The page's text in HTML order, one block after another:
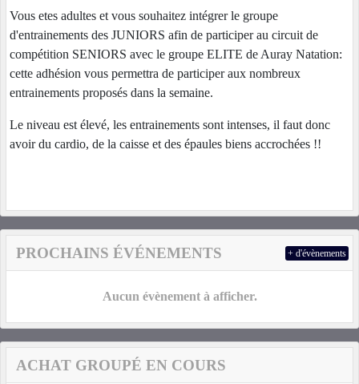
Vous etes adultes et vous souhaitez intégrer le groupe
d'entrainements des JUNIORS afin de participer au circuit de
compétition SENIORS avec le groupe ELITE de Auray Natation:
cette adhésion vous permettra de participer aux nombreux
entrainements proposés dans la semaine.
Le niveau est élevé, les entrainements sont intenses, il faut donc
avoir du cardio, de la caisse et des épaules biens accrochées !!
PROCHAINS ÉVÉNEMENTS
Aucun évènement à afficher.
+ d'évènements
ACHAT GROUPÉ EN COURS